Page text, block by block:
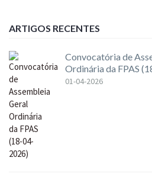
ARTIGOS RECENTES
Convocatória de
Ordinária da FPAS
01-04-2026